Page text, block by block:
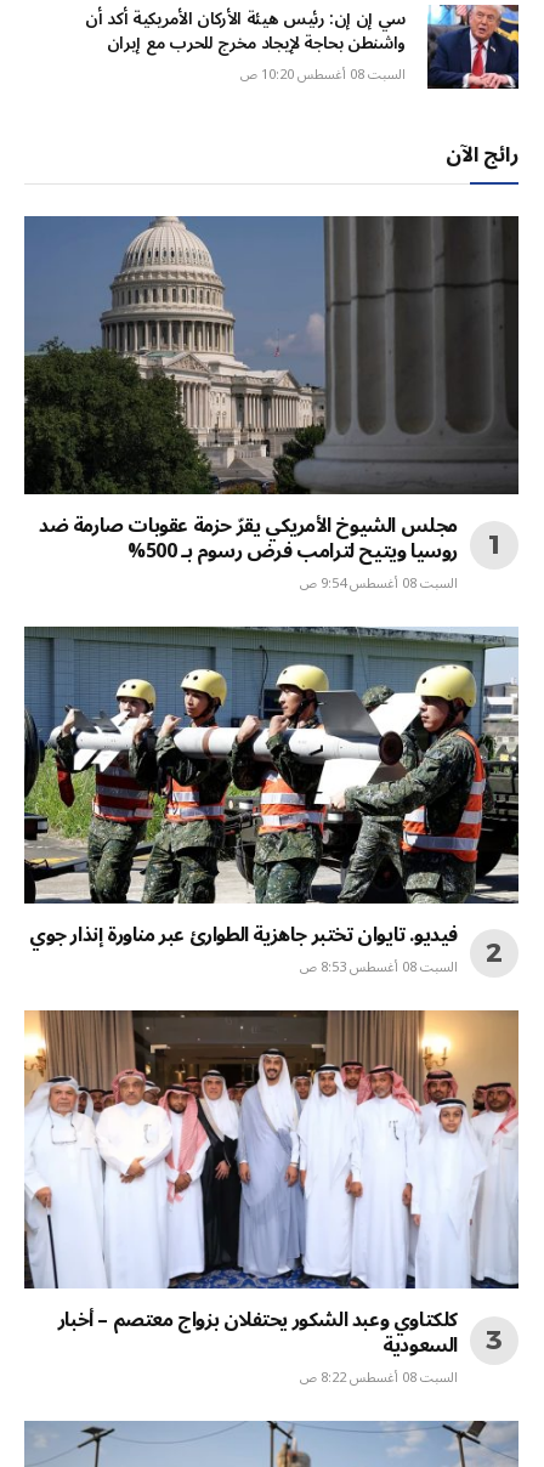
سي إن إن: رئيس هيئة الأركان الأمريكية أكد أن
واشنطن بحاجة لإيجاد مخرج للحرب مع إيران
السبت 08 أغسطس 10:20 ص
رائج الآن
مجلس الشيوخ الأمريكي يقرّ حزمة عقوبات صارمة ضد
روسيا ويتيح لترامب فرض رسوم بـ 500%
السبت 08 أغسطس 9:54 ص
فيديو. تايوان تختبر جاهزية الطوارئ عبر مناورة إنذار جوي
السبت 08 أغسطس 8:53 ص
كلكتاوي وعبد الشكور يحتفلان بزواج معتصم – أخبار
السعودية
السبت 08 أغسطس 8:22 ص